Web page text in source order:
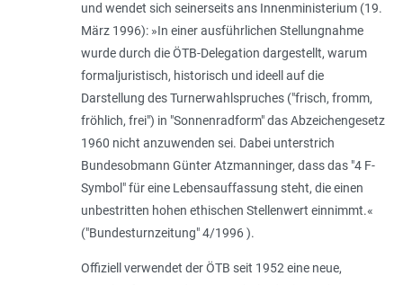
und wendet sich seinerseits ans Innenministerium (19.
März 1996): »In einer ausführlichen Stellungnahme
wurde durch die ÖTB-Delegation dargestellt, warum
formaljuristisch, historisch und ideell auf die
Darstellung des Turnerwahlspruches ("frisch, fromm,
fröhlich, frei") in "Sonnenradform" das Abzeichengesetz
1960 nicht anzuwenden sei. Dabei unterstrich
Bundesobmann Günter Atzmanninger, dass das "4 F-
Symbol" für eine Lebensauffassung steht, die einen
unbestritten hohen ethischen Stellenwert einnimmt.«
("Bundesturnzeitung" 4/1996 ).
Offiziell verwendet der ÖTB seit 1952 eine neue,